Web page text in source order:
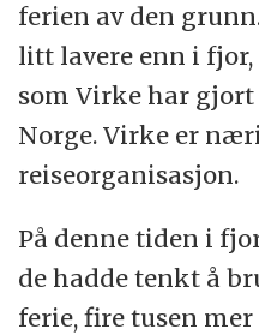
ferien av den
litt lavere enn i
som Virke har gjort
Norge. Virke er
reiseorganisasjon.
På denne tiden i
de hadde tenkt å
ferie, fire tusen mer